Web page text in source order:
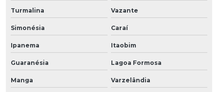
Turmalina Vazante
Simonésia Caraí
Ipanema Itaobim
Guaranésia Lagoa Formosa
Manga Varzelândia